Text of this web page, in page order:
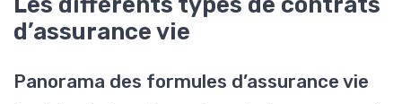
d’assurance vie
Panorama des formules d’assurance vie